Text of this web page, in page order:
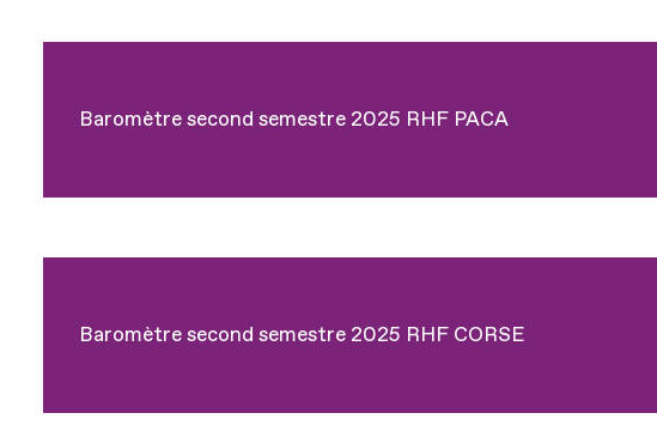
Baromètre second semestre 2025 RHF PACA
Baromètre second semestre 2025 RHF CORSE